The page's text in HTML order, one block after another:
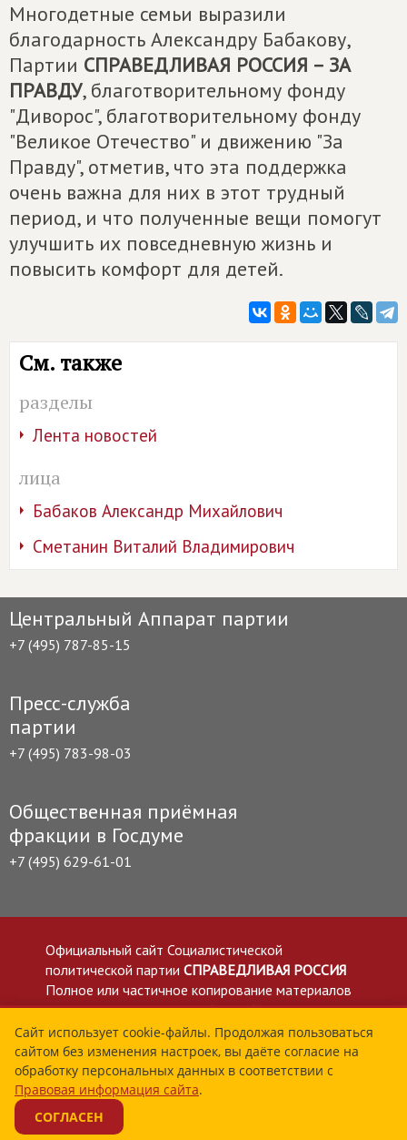
Многодетные семьи выразили
благодарность Александру Бабакову,
Партии СПРАВЕДЛИВАЯ РОССИЯ – ЗА
ПРАВДУ, благотворительному фонду
"Диворос", благотворительному фонду
"Великое Отечество" и движению "За
Правду", отметив, что эта поддержка
очень важна для них в этот трудный
период, и что полученные вещи помогут
улучшить их повседневную жизнь и
повысить комфорт для детей.
См. также
разделы
Лента новостей
лица
Бабаков Александр Михайлович
Сметанин Виталий Владимирович
Центральный Аппарат партии
+7 (495) 787-85-15
Пресс-служба
партии
+7 (495) 783-98-03
Общественная приёмная
фракции в Госдуме
+7 (495) 629-61-01
Официальный сайт Социалистической
политической партии СПРАВЕДЛИВАЯ РОССИЯ
Полное или частичное копирование материалов
приветствуется со ссылкой на сайт spravedlivo.ru
Политика в отношении обработки персональных
данных
Все материалы сайта spravedlivo.ru доступны по
лицензии Creative Commons Attribution 4.0 International
Сайт использует cookie-файлы. Продолжая пользоваться
сайтом без изменения настроек, вы даёте согласие на
обработку персональных данных в соответствии с
Правовая информация сайта.
СОГЛАСЕН